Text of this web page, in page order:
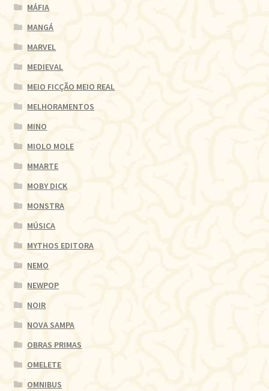
MÁFIA
MANGÁ
MARVEL
MEDIEVAL
MEIO FICÇÃO MEIO REAL
MELHORAMENTOS
MINO
MIOLO MOLE
MMARTE
MOBY DICK
MONSTRA
MÚSICA
MYTHOS EDITORA
NEMO
NEWPOP
NOIR
NOVA SAMPA
OBRAS PRIMAS
OMELETE
OMNIBUS